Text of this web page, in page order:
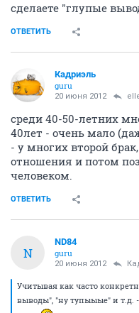
сделаете "глупые
ОТВЕТИТЬ
Кадриэль
guru
20 июня 2012
среди 40-50-летних
40лет - очень мало
- у многих второй
отношения и потом
человеком.
ОТВЕТИТЬ
N
ND84
guru
20 июня 2012
Учитывая как часто
выводы", "ну тупыыые" и т.д.